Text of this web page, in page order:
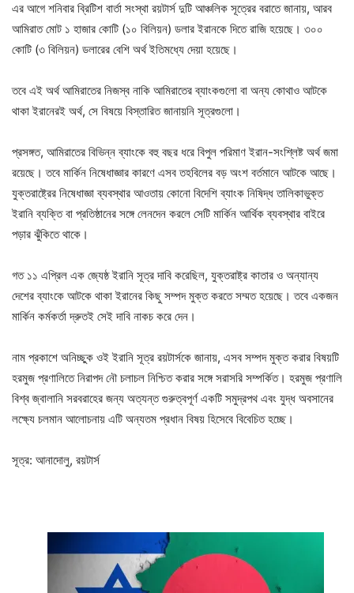
এর আগে শনিবার ব্রিটিশ বার্তা সংস্থা রয়টার্স দুটি আঞ্চলিক সূত্রের বরাতে জানায়, আরব
আমিরাত মোট ১ হাজার কোটি (১০ বিলিয়ন) ডলার ইরানকে দিতে রাজি হয়েছে। ৩০০
কোটি (৩ বিলিয়ন) ডলারের বেশি অর্থ ইতিমধ্যে দেয়া হয়েছে।
তবে এই অর্থ আমিরাতের নিজস্ব নাকি আমিরাতের ব্যাংকগুলো বা অন্য কোথাও আটকে
থাকা ইরানেরই অর্থ, সে বিষয়ে বিস্তারিত জানায়নি সূত্রগুলো।
প্রসঙ্গত, আমিরাতের বিভিন্ন ব্যাংকে বহু বছর ধরে বিপুল পরিমাণ ইরান-সংশ্লিষ্ট অর্থ জমা
রয়েছে। তবে মার্কিন নিষেধাজ্ঞার কারণে এসব তহবিলের বড় অংশ বর্তমানে আটকে আছে।
যুক্তরাষ্ট্রের নিষেধাজ্ঞা ব্যবস্থার আওতায় কোনো বিদেশি ব্যাংক নিষিদ্ধ তালিকাভুক্ত
ইরানি ব্যক্তি বা প্রতিষ্ঠানের সঙ্গে লেনদেন করলে সেটি মার্কিন আর্থিক ব্যবস্থার বাইরে
পড়ার ঝুঁকিতে থাকে।
গত ১১ এপ্রিল এক জ্যেষ্ঠ ইরানি সূত্র দাবি করেছিল, যুক্তরাষ্ট্র কাতার ও অন্যান্য
দেশের ব্যাংকে আটকে থাকা ইরানের কিছু সম্পদ মুক্ত করতে সম্মত হয়েছে। তবে একজন
মার্কিন কর্মকর্তা দ্রুতই সেই দাবি নাকচ করে দেন।
নাম প্রকাশে অনিচ্ছুক ওই ইরানি সূত্র রয়টার্সকে জানায়, এসব সম্পদ মুক্ত করার বিষয়টি
হরমুজ প্রণালিতে নিরাপদ নৌ চলাচল নিশ্চিত করার সঙ্গে সরাসরি সম্পর্কিত। হরমুজ প্রণালি
বিশ্ব জ্বালানি সরবরাহের জন্য অত্যন্ত গুরুত্বপূর্ণ একটি সমুদ্রপথ এবং যুদ্ধ অবসানের
লক্ষ্যে চলমান আলোচনায় এটি অন্যতম প্রধান বিষয় হিসেবে বিবেচিত হচ্ছে।
সূত্র: আনাদোলু, রয়টার্স